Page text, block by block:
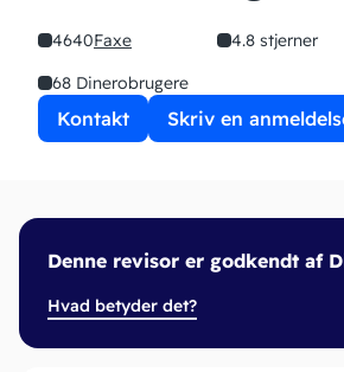
4640Faxe
4.8 stjerner
68 Dinerobrugere
Kontakt Skriv en
Denne revisor er godkendt af
Hvad betyder det?